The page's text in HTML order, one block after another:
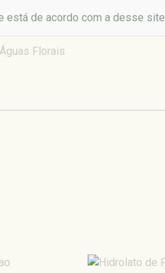
está de acordo com a desse site.
Florais